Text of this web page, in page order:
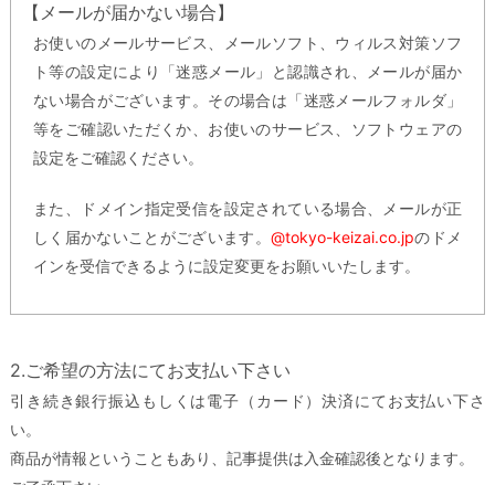
【メールが届かない場合】
お使いのメールサービス、メールソフト、ウィルス対策ソフ
ト等の設定により「迷惑メール」と認識され、メールが届か
ない場合がございます。その場合は「迷惑メールフォルダ」
等をご確認いただくか、お使いのサービス、ソフトウェアの
設定をご確認ください。
また、ドメイン指定受信を設定されている場合、メールが正
しく届かないことがございます。@tokyo-keizai.co.jpのドメ
インを受信できるように設定変更をお願いいたします。
2.ご希望の方法にてお支払い下さい
引き続き銀行振込もしくは電子（カード）決済にてお支払い下さ
い。
商品が情報ということもあり、記事提供は入金確認後となります。